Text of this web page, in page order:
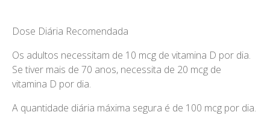
Dose Diária Recomendada
Os adultos necessitam de 10 mcg de vitamina D por dia.
Se tiver mais de 70 anos, necessita de 20 mcg de
vitamina D por dia.
A quantidade diária máxima segura é de 100 mcg por dia.